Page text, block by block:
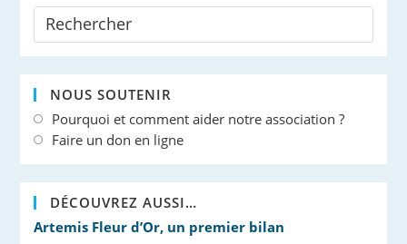
NOUS SOUTENIR
Pourquoi et comment aider notre association ?
Faire un don en ligne
DÉCOUVREZ AUSSI…
Artemis Fleur d’Or, un premier bilan